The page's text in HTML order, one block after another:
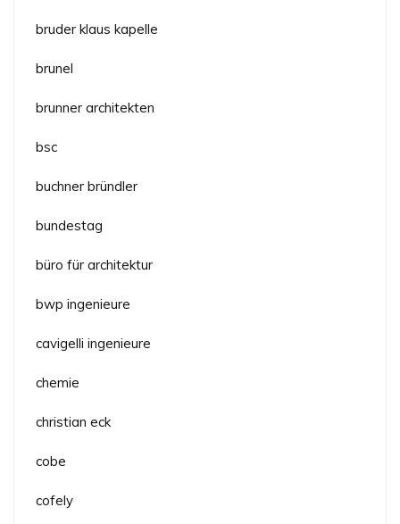
bruder klaus kapelle
brunel
brunner architekten
bsc
buchner bründler
bundestag
büro für architektur
bwp ingenieure
cavigelli ingenieure
chemie
christian eck
cobe
cofely